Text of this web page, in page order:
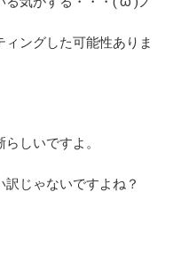
ングした可能性ありま
しいですよ。
じゃないですよね？